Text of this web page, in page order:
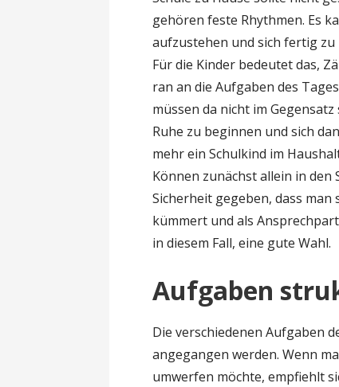
gehören feste Rhythmen. Es
aufzustehen und sich fertig zu
Für die Kinder bedeutet das,
ran an die Aufgaben des
müssen da nicht im
Ruhe zu beginnen und sich
mehr ein Schulkind im
Können zunächst allein in den
Sicherheit gegeben, dass
kümmert und als
in diesem Fall, eine gute Wahl.
Aufgaben
Die verschiedenen Aufgaben
angegangen werden. Wenn
umwerfen möchte, empfiehlt